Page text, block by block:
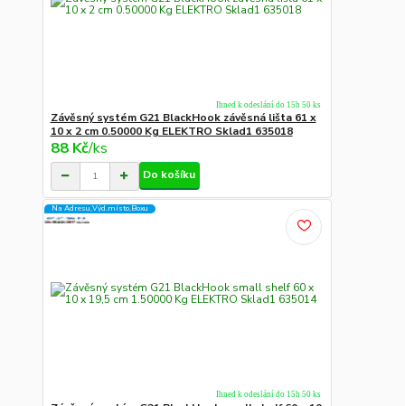
Závěsný systém G21 BlackHook závěsná lišta 61 x
10 x 2 cm 0.50000 Kg ELEKTRO Sklad1 635018
88 Kč/ks
Ihned k odeslání do 15h 50 ks
Do košíku
Na Adresu,Výd.místo,Boxu
Ihned k odeslání do 15h 50 ks